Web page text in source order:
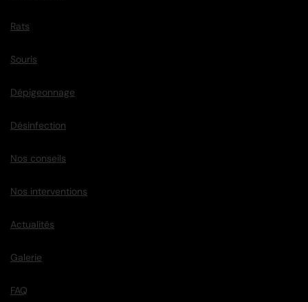
Rats
Souris
Dépigeonnage
Désinfection
Nos conseils
Nos interventions
Actualités
Galerie
FAQ